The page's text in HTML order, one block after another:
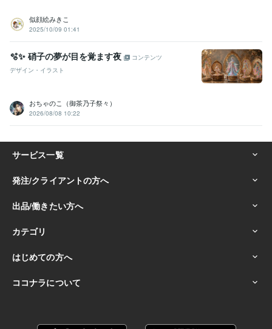
似顔絵みきこ
2025/10/09 01:41
🫧✨ 硝子の夢が目を覚ます夜
コンテンツ
デザイン・イラスト
おちゃのこ（御茶乃子祭々）
2026/08/08 10:22